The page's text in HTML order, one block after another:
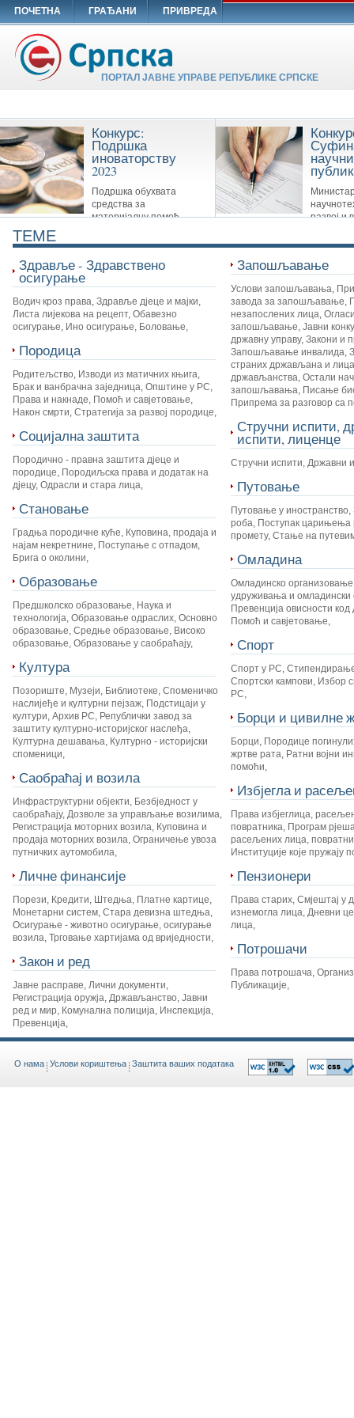
ПОЧЕТНА ГРАЂАНИ ПРИВРЕДА
ПОРТАЛ ЈАВНЕ УПРАВЕ РЕПУБЛИКЕ СРПСКЕ
развој и
публикације: Научне
Конкурс:
Подршка
иноваторству
2023
Подршка обухвата
средства за
материјалну помоћ
иноватора Републике Српске,
иноватора и другим
TEME
Здравље - Здравствено
осигурање
Водич кроз права, Здравље дјеце и мајки,
Листа лијекова на рецепт, Обавезно
осигурање, Ино осигурање, Боловање,
Породица
Родитељство, Изводи из матичних књига,
Брак и ванбрачна заједница, Општине у РС,
Права и накнаде, Помоћ и савјетовање,
Након смрти, Стратегија за развој породице,
Социјална заштита
Породично - правна заштита дјеце и
породице, Породиљска права и додатак на
дјецу, Одрасли и стара лица,
Становање
Градња породичне куће, Куповина, продаја и
најам некретнине, Поступање с отпадом,
Брига о околини,
Образовање
Предшколско образовање, Наука и
технологија, Образовање одраслих, Основно
образовање, Средње образовање, Високо
образовање, Образовање у саобраћају,
Култура
Позориште, Музеји, Библиотеке, Споменичко
наслијеђе и културни пејзаж, Подстицаји у
култури, Архив РС, Републички завод за
заштиту културно-историјског наслеђа,
Културна дешавања, Културно - историјски
споменици,
Саобраћај и возила
Инфраструктурни објекти, Безбједност у
саобраћају, Дозволе за управљање возилима,
Регистрација моторних возила, Куповина и
продаја моторних возила, Ограничење увоза
путничких аутомобила,
Личне финансије
Порези, Кредити, Штедња, Платне картице,
Монетарни систем, Стара девизна штедња,
Осигурање - животно осигурање, осигурање
возила, Трговање хартијама од вриједности,
Закон и ред
Јавне расправе, Лични документи,
Регистрација оружја, Држављанство, Јавни
ред и мир, Комунална полиција, Инспекција,
Превенција,
Запошљавање
Услови запошљавања,
завода за запошљавање,
незапослених лица,
запошљавање, Јавни
државну управу, Закони и
Запошљавање инвалида,
страних држављана и
држављанства, Остали
запошљавања, Писање
Припрема за разговор са
Стручни испити,
испити, лиценце
Стручни испити, Државни
Путовање
Путовање у иностранство,
роба, Поступак царињења
промету, Стање на
Омладина
Омладинско организовање
удруживања и омладински
Превенција овисности код
Помоћ и савјетовање,
Спорт
Спорт у РС,
Спортски кампови, Избор
РС,
Борци и цивилне
Борци, Породице
жртве рата, Ратни војни
помоћи,
Избјегла и
Права избјеглица,
повратника, Програм
расељених лица,
Институције које пружају
Пензионери
Права старих, Смјештај у
изнемогла лица, Дневни
лица,
Потрошачи
Права потрошача,
Публикације,
O нама Услови кориштења Заштита ваших података